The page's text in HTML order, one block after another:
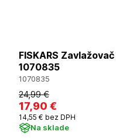
FISKARS
1070835
1070835
24,99 €
17,90 €
14,55 € bez DPH
Na sklade